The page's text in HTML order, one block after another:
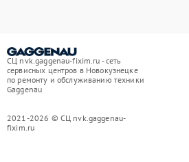
СЦ nvk.gaggenau-fixim.ru - сеть
сервисных центров в Новокузнецке
по ремонту и обслуживанию техники
Gaggenau
2021-2026 © СЦ nvk.gaggenau-
fixim.ru